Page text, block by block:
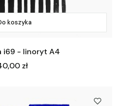
koszyka
i69 - linoryt A4
zł